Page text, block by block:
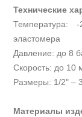
Технические
Температура:
эластомера
Давление: до 8
Скорость: до 10
Размеры: 1/2" –
Материалы